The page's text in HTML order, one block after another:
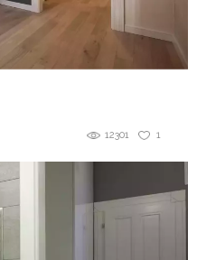
1
12301